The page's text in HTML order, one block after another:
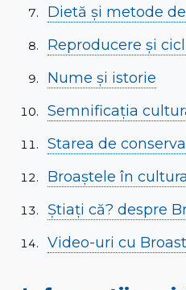
Dietă și metode
Reproducere și
Nume și istorie
Semnificația
Starea de
Broaștele în
Știați că? despre
Video-uri cu